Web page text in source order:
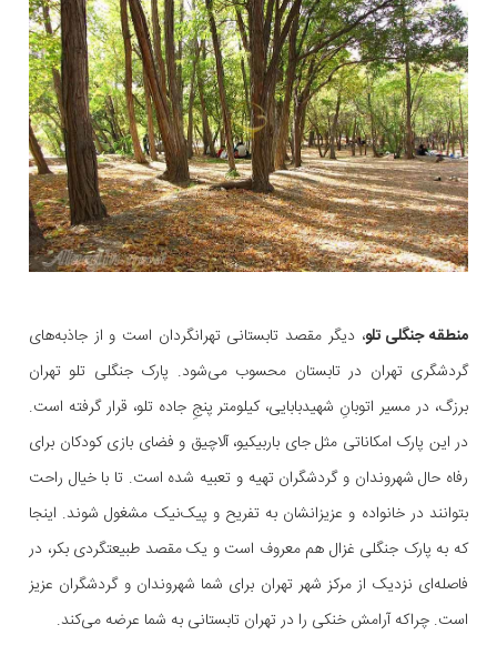
منطقه جنگلی تلو، دیگر مقصد تابستانی تهرانگردان است و از جاذبه‌‌های
گردشگری تهران در تابستان محسوب می‌شود. پارک جنگلی تلو تهران
برزگ، در مسیر اتوبانِ شهیدبابایی، کیلومتر پنجِ جاده تلو، قرار گرفته است.
در این پارک امکاناتی مثل جای باربیکیو، آلاچیق و فضای بازی کودکان برای
رفاه حال شهروندان و گردشگران تهیه و تعبیه شده است. تا با خیال راحت
بتوانند در خانواده و عزیزانشان به تفریح و پیک‌نیک مشغول شوند. اینجا
که به پارک جنگلی غزال هم معروف است و یک مقصد طبیعتگردی بکر، در
فاصله‌ای نزدیک از مرکز شهر تهران برای شما شهروندان و گردشگران عزیز
است. چراکه آرامش خنکی را در تهران تابستانی به شما عرضه می‌کند.